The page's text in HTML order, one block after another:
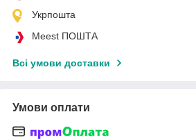
Укрпошта
Meest ПОШТА
Всі умови доставки
Умови оплати